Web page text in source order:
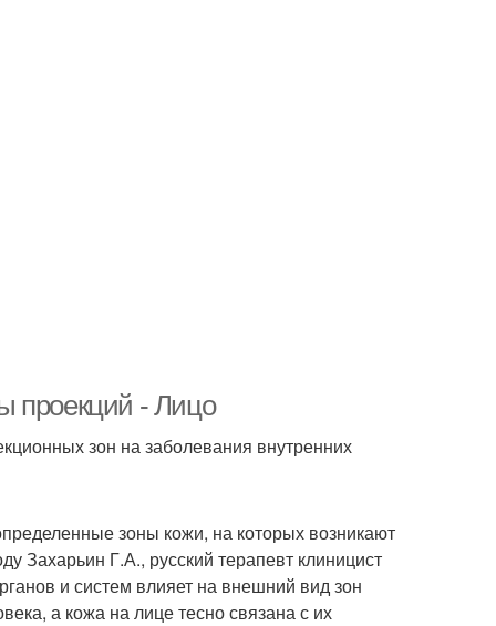
проекций - Лицо
зон на заболевания внутренних
зоны кожи, на которых возникают
Захарьин Г.А., русский терапевт клиницист
и систем влияет на внешний вид зон
а кожа на лице тесно связана с их